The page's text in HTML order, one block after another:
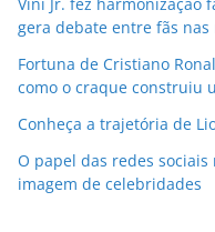
gera debate entre fãs nas
Fortuna de Cristiano
como o craque construiu
Conheça a trajetória de
O papel das redes
imagem de celebridades